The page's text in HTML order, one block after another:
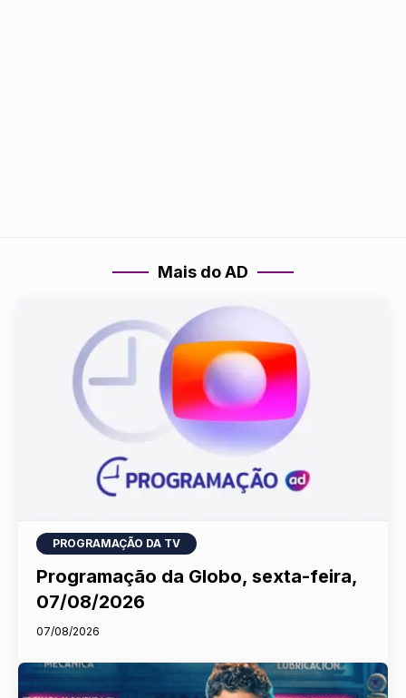
Mais do AD
PROGRAMAÇÃO DA TV
Programação da Globo, sexta-feira,
07/08/2026
07/08/2026